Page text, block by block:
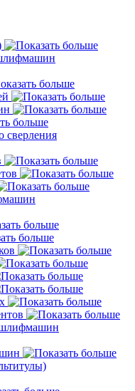
сверления
шлифмашин